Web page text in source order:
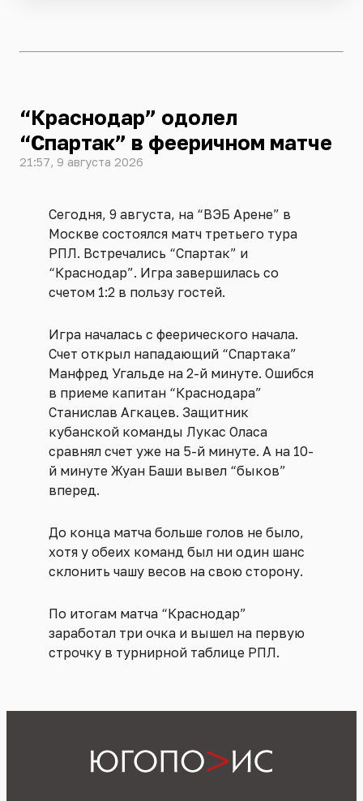
“Краснодар” одолел
“Спартак” в фееричном матче
21:57, 9 августа 2026
Сегодня, 9 августа, на “ВЭБ Арене” в
Москве состоялся матч третьего тура
РПЛ. Встречались “Спартак” и
“Краснодар”. Игра завершилась со
счетом 1:2 в пользу гостей.
Игра началась с феерического начала.
Счет открыл нападающий “Спартака”
Манфред Угальде на 2-й минуте. Ошибся
в приеме капитан “Краснодара”
Станислав Агкацев. Защитник
кубанской команды Лукас Оласа
сравнял счет уже на 5-й минуте. А на 10-
й минуте Жуан Баши вывел “быков”
вперед.
До конца матча больше голов не было,
хотя у обеих команд был ни один шанс
склонить чашу весов на свою сторону.
По итогам матча “Краснодар”
заработал три очка и вышел на первую
строчку в турнирной таблице РПЛ.